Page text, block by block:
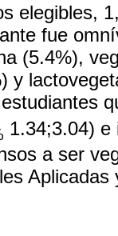
elegibles,
fue
(5.4%),
y
1.34;3.04) e
a ser